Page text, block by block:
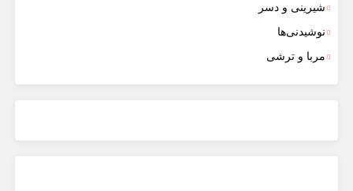
شیرینی و دسر
نوشیدنی‌ها
مربا و ترشی